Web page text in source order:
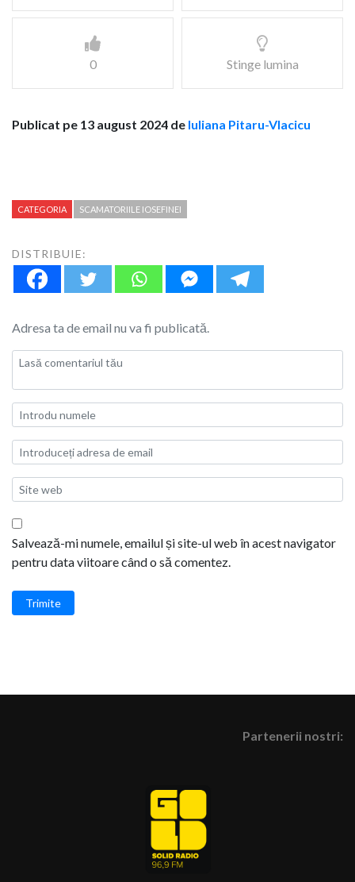
0 Stinge lumina
Publicat pe 13 august 2024 de Iuliana Pitaru-Vlacicu
CATEGORIA SCAMATORIILE IOSEFINEI
DISTRIBUIE:
Adresa ta de email nu va fi publicată.
Salvează-mi numele, emailul și site-ul web în acest navigator
pentru data viitoare când o să comentez.
Trimite
Partenerii nostri: